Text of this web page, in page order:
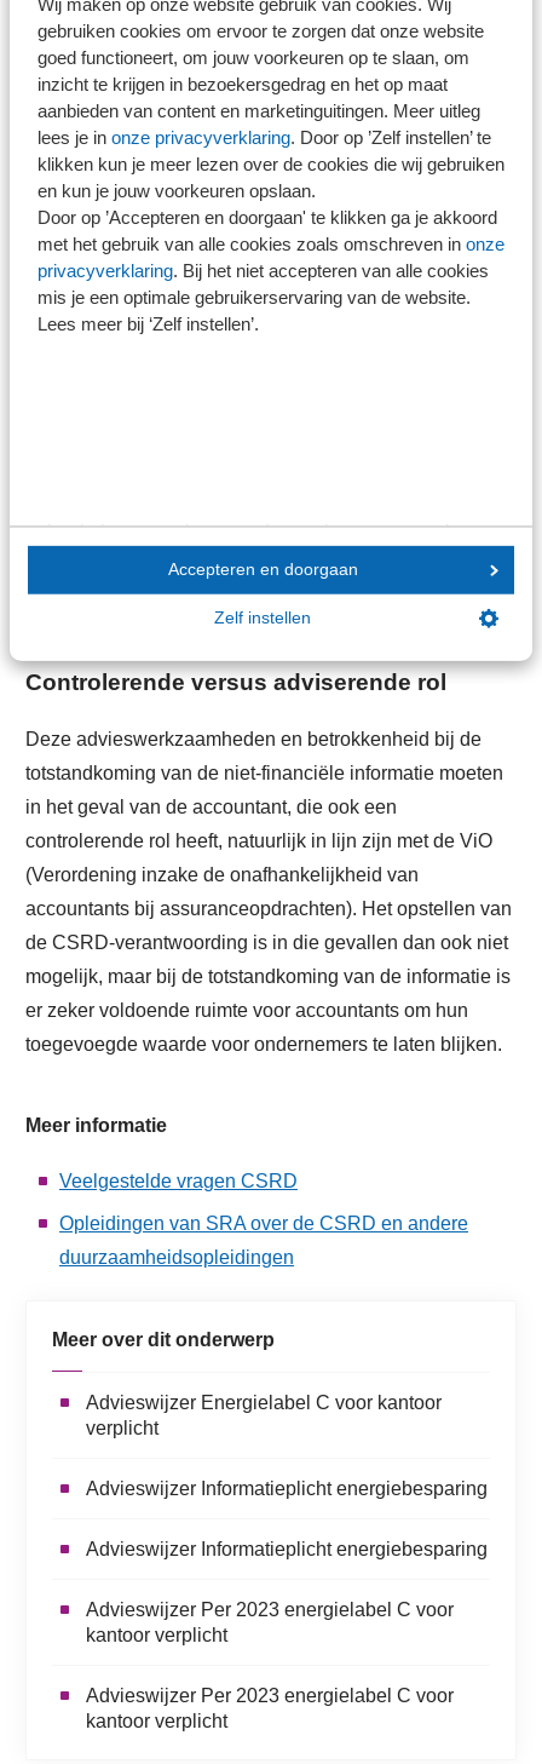
gebruiken cookies om ervoor te zorgen dat onze website
goed functioneert, om jouw voorkeuren op te slaan, om
inzicht te krijgen in bezoekersgedrag en het op maat
aanbieden van content en marketinguitingen. Meer uitleg
lees je in onze privacyverklaring. Door op ’Zelf instellen’ te
klikken kun je meer lezen over de cookies die wij gebruiken
en kun je jouw voorkeuren opslaan.
Door op ’Accepteren en doorgaan' te klikken ga je akkoord
met het gebruik van alle cookies zoals omschreven in onze
privacyverklaring. Bij het niet accepteren van alle cookies
mis je een optimale gebruikerservaring van de website.
Lees meer bij ‘Zelf instellen’.
Accepteren en doorgaan
Zelf instellen
Terrein van de accountant
Het speelveld van bedrijfsmodellen, risico’s en
mitigerende maatregelen is een terrein waar de
accountant zich thuis voelt. Hij is daardoor dus een zeer
geschikt klankbord voor ondernemers. De ondernemers
zijn juist zoekende, missen expertise en hebben een
kritische sparringpartner nodig om de interpretatie van de
nieuwe regels te bediscussiëren. De accountant zal naar
geheel nieuw terrein om ondernemingen te voorzien van
advisering op het gebied van risico’s, interne beheersing
en de robuustheid van bedrijfsmodellen.
Controlerende versus adviserende rol
Deze advieswerkzaamheden en betrokkenheid bij de
totstandkoming van de niet-financiële informatie moeten
in het geval van de accountant, die ook een
controlerende rol heeft, natuurlijk in lijn zijn met de ViO
(Verordening inzake de onafhankelijkheid van
accountants bij assuranceopdrachten). Het opstellen van
de CSRD-verantwoording is in die gevallen dan ook niet
mogelijk, maar bij de totstandkoming van de informatie is
er zeker voldoende ruimte voor accountants om hun
toegevoegde waarde voor ondernemers te laten blijken.
Meer informatie
Veelgestelde vragen CSRD
Opleidingen van SRA over de CSRD en andere
duurzaamheidsopleidingen
Meer over dit onderwerp
Advieswijzer Energielabel C voor kantoor
verplicht
Advieswijzer Informatieplicht energiebesparing
Advieswijzer Informatieplicht energiebesparing
Advieswijzer Per 2023 energielabel C voor
kantoor verplicht
Advieswijzer Per 2023 energielabel C voor
kantoor verplicht